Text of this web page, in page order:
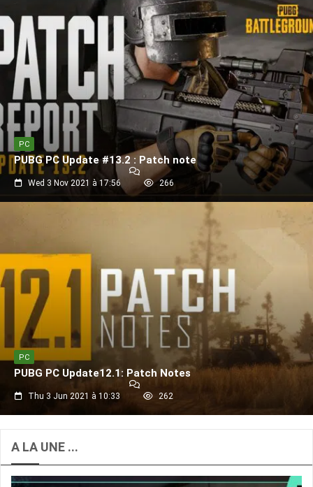
PC
PUBG PC Update #13.2 : Patch note
Wed 3 Nov 2021 à 17:56 266
PC
PUBG PC Update12.1: Patch Notes
Thu 3 Jun 2021 à 10:33 262
A LA UNE ...